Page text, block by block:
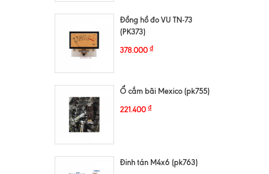
Đồng hồ đo VU TN-73
(PK373)
378.000₫
Ổ cắm bãi Mexico (pk755)
221.400₫
Đinh tán M4x6 (pk763)